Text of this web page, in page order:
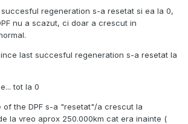
regeneration s-a resetat si ea la 0,
nu a scazut, ci doar a crescut in
last succesful regeneration s-a resetat la
tot la 0
of the DPF s-a "resetat"/a crescut la
la vreo aprox 250.000km cat era inainte (